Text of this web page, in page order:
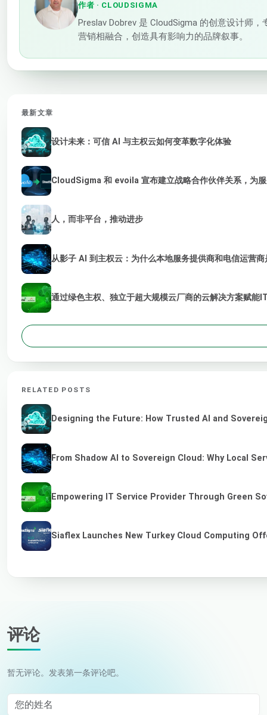
作者 · CLOUDSIGMA
Preslav Dobrev 是 CloudSigma 的创意设计师
营销相融合，创造具有影响力的品牌叙事。
最新文章
设计未来：可信 AI 与主权云如何变革数字化体验
CloudSigma 和 evoila 宣布建立战略合作伙伴关系，为
人，而非平台，推动进步
从影子 AI 到主权云：为什么本地服务提供商和电信运营
通过绿色主权、独立于超大规模云厂商的云解决方案赋能
RELATED POSTS
Designing the Future: How Trusted AI and
From Shadow AI to Sovereign Cloud: Why Local
Empowering IT Service Provider Through Green
Siaflex Launches New Turkey Cloud Computing
评论
暂无评论。发表第一条评论吧。
您的姓名